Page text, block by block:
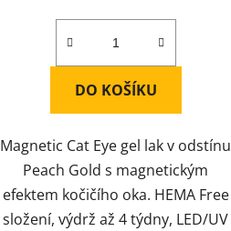
DO KOŠÍKU
Magnetic Cat Eye gel lak v odstínu
Peach Gold s magnetickým
efektem kočičího oka. HEMA Free
složení, výdrž až 4 týdny, LED/UV